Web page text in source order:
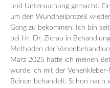
und Untersuchung gemacht.
um den Wundheilprozeß
Gang zu bekommen. Ich bin
bei Hr. Dr. Zierau in
Methoden der
März 2025 hatte ich meinen
wurde ich mit der Venenkleber-
Beinen behandelt. Schon nach